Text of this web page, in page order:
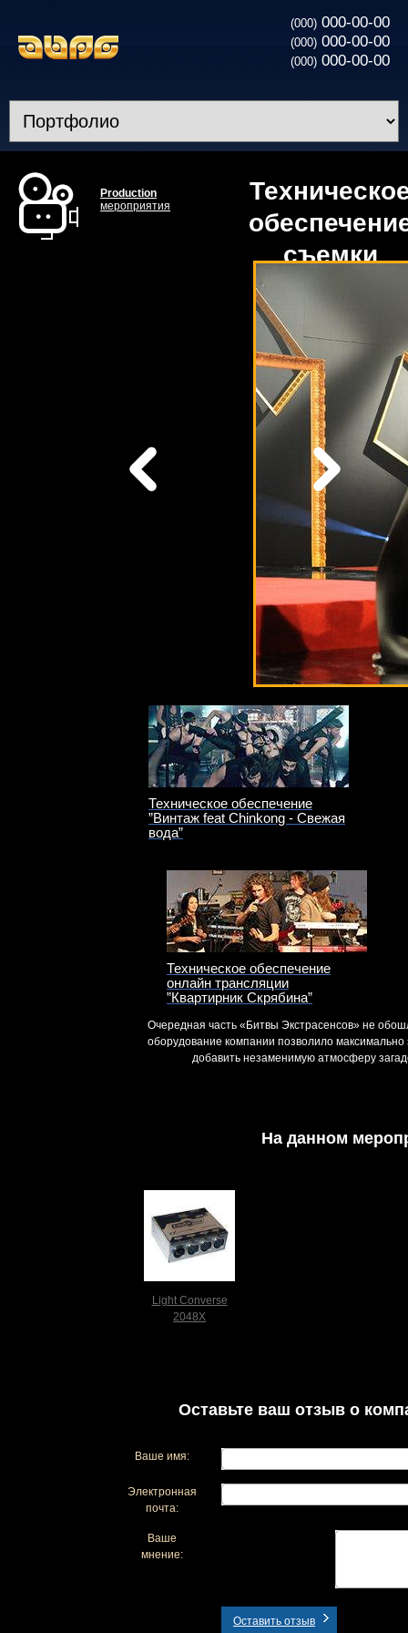
(000) 000-00-00
(000) 000-00-00
(000) 000-00-00
Production
мероприятия
съемки
”Битва
Техническое обеспечение
”Винтаж feat Chinkong - Свежая
вода”
Техническое обеспечение
онлайн трансляции
”Квартирник Скрябина”
Очередная часть «Битвы Экстрасенсов» не
оборудование компании позволило
добавить незаменимую атмосферу
На данном
Light Converse
2048X
Оставьте ваш отзыв о
Ваше имя:
Электронная
почта:
Ваше
мнение:
Оставить отзыв